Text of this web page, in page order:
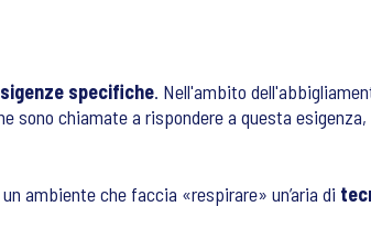
specifiche. Nell'ambito
sono chiamate a rispondere a questa esigenza,
ambiente che faccia «respirare» un’aria di